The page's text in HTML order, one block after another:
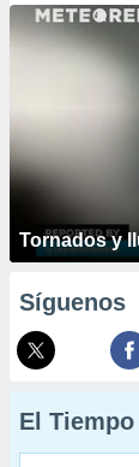
Tornados y
Síguenos
El Tiempo